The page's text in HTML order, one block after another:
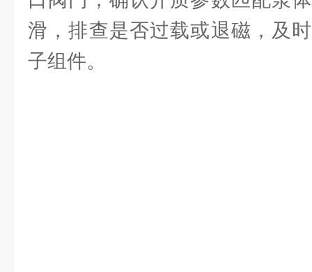
滑，排查是否过载或退磁，及
子组件。